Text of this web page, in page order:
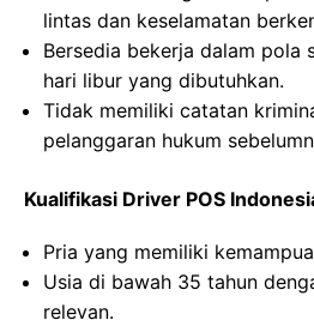
lintas dan keselamatan
Bersedia bekerja dalam pola
hari libur yang dibutuhkan.
Tidak memiliki catatan
pelanggaran hukum
Kualifikasi Driver POS
Pria yang memiliki
Usia di bawah 35 tahun
relevan.